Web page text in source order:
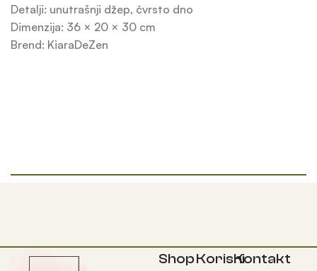
Detalji: unutrašnji džep, čvrsto dno
Dimenzija: 36 × 20 × 30 cm
Brend: KiaraDeZen
ShopKorisniKontakt